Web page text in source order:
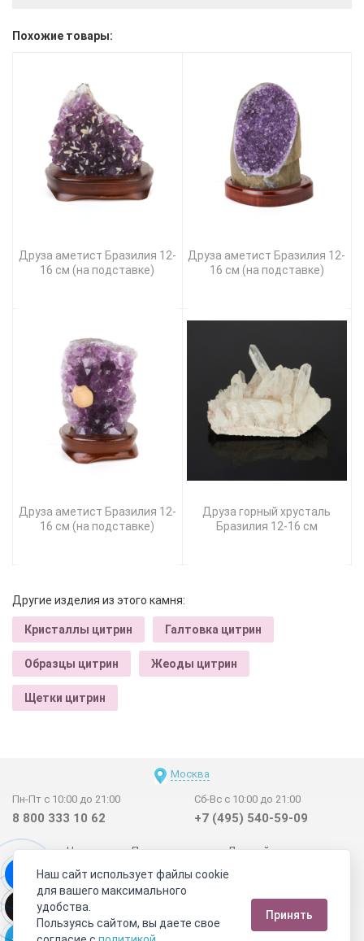
Похожие товары:
Друза аметист Бразилия 12-
16 см (на подставке)
Друза аметист Бразилия 12-
16 см (на подставке)
Друза аметист Бразилия 12-
16 см (на подставке)
Друза горный хрусталь
Бразилия 12-16 см
Другие изделия из этого камня:
Кристаллы цитрин Галтовка цитрин
Образцы цитрин Жеоды цитрин
Щетки цитрин
Москва
Пн-Пт с 10:00 до 21:00
8 800 333 10 62
Сб-Вс с 10:00 до 21:00
+7 (495) 540-59-09
Новинки Поставщикам
Личный счет
Договор-оферта
О нас
Наши магазины
Отзывы покупателей
Сертификаты
Статьи
Обратная связь
Видео о камнях СОУТ
Телеграм
Наш сайт использует файлы cookie
для вашего максимального
удобства.
Пользуясь сайтом, вы даете свое
Принять